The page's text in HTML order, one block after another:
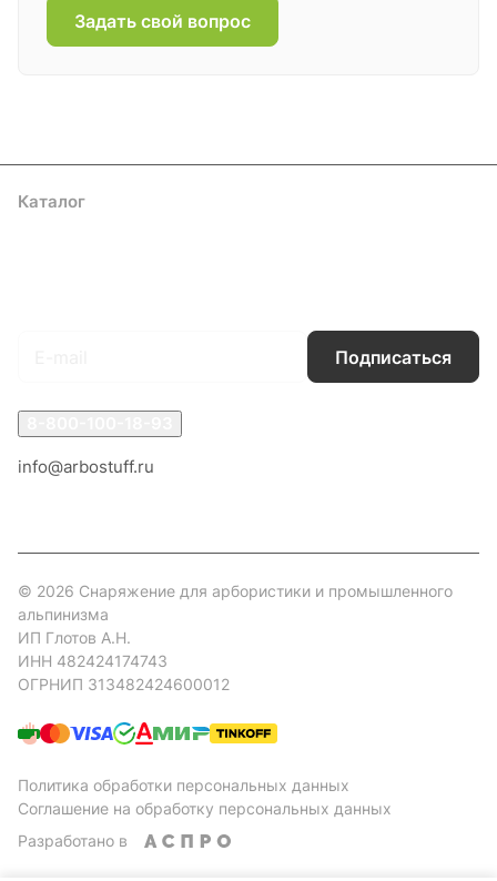
Задать свой вопрос
Каталог
Подписаться
info@arbostuff.ru
© 2026 Снаряжение для арбористики и промышленного
альпинизма
ИП Глотов А.Н.
ИНН 482424174743
ОГРНИП 313482424600012
Политика обработки персональных данных
Соглашение на обработку персональных данных
Разработано в